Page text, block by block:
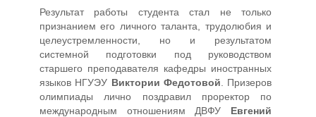
Результат работы студента стал не только
признанием его личного таланта, трудолюбия и
целеустремленности, но и результатом
системной подготовки под руководством
старшего преподавателя кафедры иностранных
языков НГУЭУ Виктории Федотовой . Призеров
олимпиады лично поздравил проректор по
международным отношениям ДВФУ Евгений